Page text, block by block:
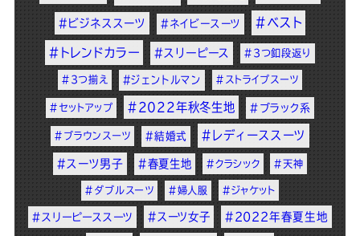
#ビジネススーツ #ネイビースーツ #ベスト
#トレンドカラー #スリーピース #3つ釦段返り
#3つ揃え #ジェントルマン #ストライプスーツ
#セットアップ #2022年秋冬生地 #ブラック系
#ブラウンスーツ #結婚式 #レディーススーツ
#スーツ男子 #春夏生地 #クラシック #天神
#ダブルスーツ #婦人服 #ジャケット
#スリーピーススーツ #スーツ女子 #2022年春夏生地